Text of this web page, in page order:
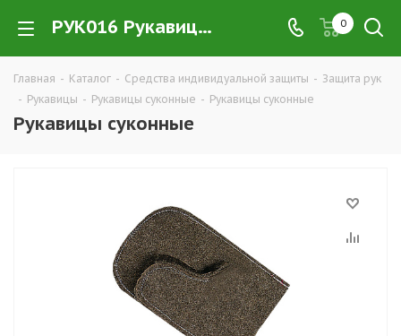
РУК016 Рукавицы суконные купить в Екатеринбурге по низким ценам оптом — интернет-магазин CИЗ в розницу компании РПС Урал 0
Главная - Каталог - Средства индивидуальной защиты - Защита рук
- Рукавицы - Рукавицы суконные - Рукавицы суконные
Рукавицы суконные